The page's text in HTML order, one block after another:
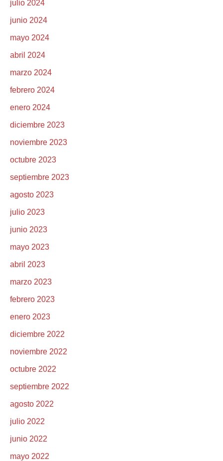
julio 2024
junio 2024
mayo 2024
abril 2024
marzo 2024
febrero 2024
enero 2024
diciembre 2023
noviembre 2023
octubre 2023
septiembre 2023
agosto 2023
julio 2023
junio 2023
mayo 2023
abril 2023
marzo 2023
febrero 2023
enero 2023
diciembre 2022
noviembre 2022
octubre 2022
septiembre 2022
agosto 2022
julio 2022
junio 2022
mayo 2022